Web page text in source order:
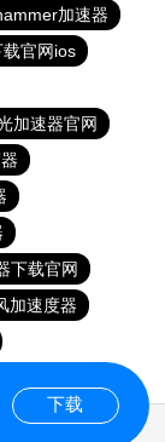
加速器
官网ios
加速器官网
下载官网
加速度器
下载